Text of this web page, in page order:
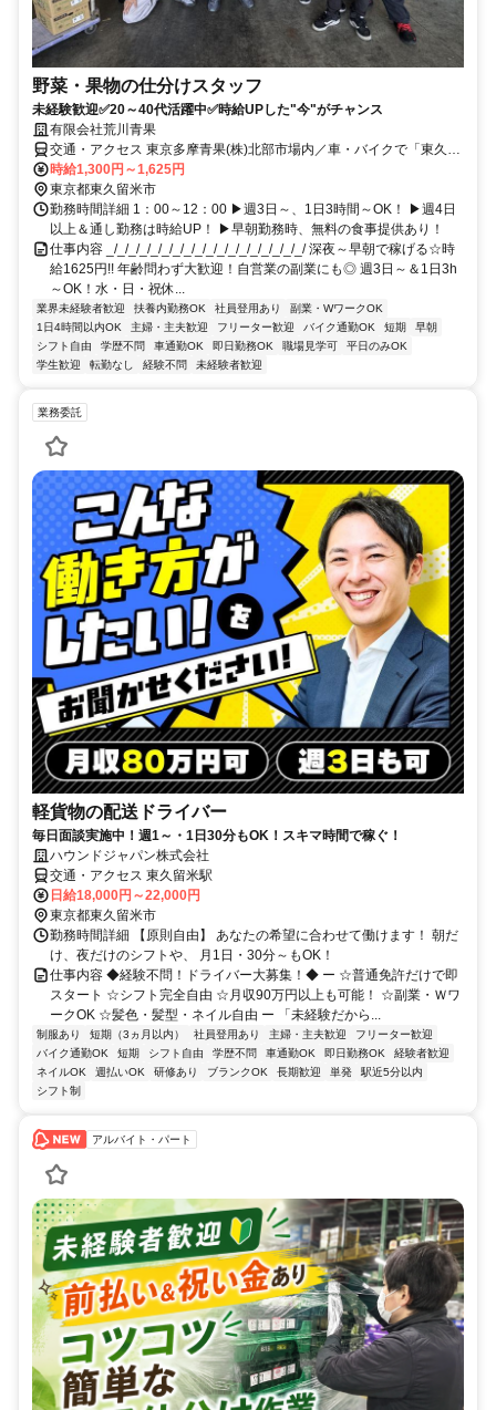
野菜・果物の仕分けスタッフ
未経験歓迎✅20～40代活躍中✅時給UPした"今"がチャンス
有限会社荒川青果
交通・アクセス 東京多摩青果(株)北部市場内／車・バイクで「東久米
川」駅より10分、「清瀬」駅より12分、「小平」駅より15分
時給1,300円～1,625円
東京都東久留米市
勤務時間詳細 1：00～12：00 ▶週3日～、1日3時間～OK！ ▶週4日
以上＆通し勤務は時給UP！ ▶早朝勤務時、無料の食事提供あり！
仕事内容 _/_/_/_/_/_/_/_/_/_/_/_/_/_/_/_/_/_/ 深夜～早朝で稼げる☆時
給1625円!! 年齢問わず大歓迎！自営業の副業にも◎ 週3日～＆1日3h
～OK！水・日・祝休...
業界未経験者歓迎 扶養内勤務OK 社員登用あり
副業・WワークOK
1日4時間以内OK
主婦・主夫歓迎 フリーター歓迎 バイク通勤OK 短期
早朝
シフト自由
学歴不問 車通勤OK 即日勤務OK 職場見学可
平日のみOK
学生歓迎
転勤なし 経験不問 未経験者歓迎
業務委託
軽貨物の配送ドライバー
毎日面談実施中！週1～・1日30分もOK！スキマ時間で稼ぐ！
ハウンドジャパン株式会社
交通・アクセス 東久留米駅
日給18,000円～22,000円
東京都東久留米市
勤務時間詳細 【原則自由】 あなたの希望に合わせて働けます！ 朝だ
け、夜だけのシフトや、 月1日・30分～もOK！
仕事内容 ◆経験不問！ドライバー大募集！◆ ー ☆普通免許だけで即
スタート ☆シフト完全自由 ☆月収90万円以上も可能！ ☆副業・Ｗワ
ークOK ☆髪色・髪型・ネイル自由 ー 「未経験だから...
制服あり 短期（3ヵ月以内） 社員登用あり 主婦・主夫歓迎
フリーター歓迎
バイク通勤OK
短期 シフト自由 学歴不問 車通勤OK 即日勤務OK
経験者歓迎
ネイルOK
週払いOK 研修あり ブランクOK 長期歓迎 単発
駅近5分以内
シフト制
アルバイト・パート